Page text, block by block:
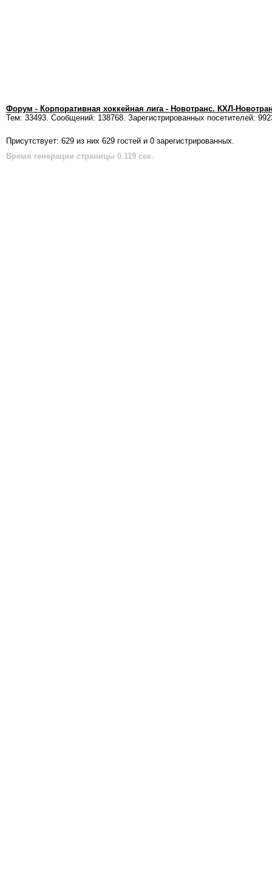
Форум - Корпоративная хоккейная лига - Новотранс. КХЛ-
Тем: 33493. Сообщений: 138768. Зарегистрированных посетителей:
Присутствует: 629 из них 629 гостей и 0 зарегистрированных.
Время генерации страницы 0.119 сек.